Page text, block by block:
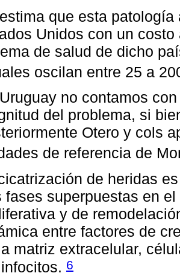
que esta
Unidos con un
de salud de dicho
oscilan entre 25 a
no contamos
del problema, si
Otero y cols
de referencia de
de heridas
fases superpuestas en
y de
entre factores de
matriz extracelular,
6